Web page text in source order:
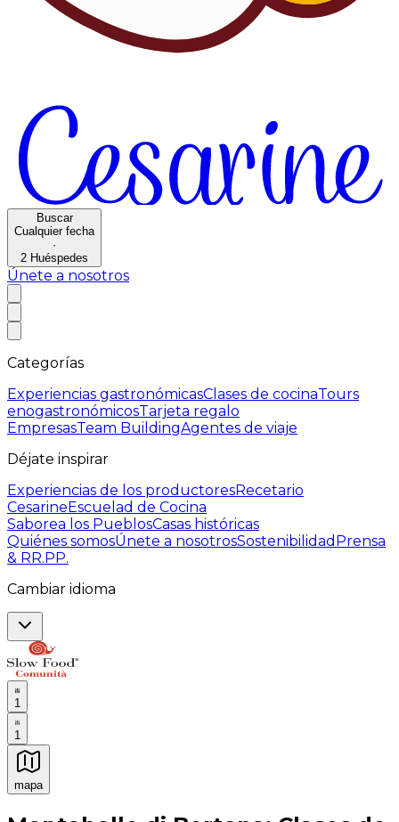
Buscar
Cualquier fecha
·
2 Huéspedes
Únete a nosotros
Categorías
Experiencias gastronómicasClases de cocinaTours
enogastronómicosTarjeta regalo
EmpresasTeam BuildingAgentes de viaje
Déjate inspirar
Experiencias de los productoresRecetario
CesarineEscuelad de Cocina
Saborea los PueblosCasas históricas
Quiénes somosÚnete a nosotrosSostenibilidad Prensa
& RR.PP.
Cambiar idioma
1
1
mapa